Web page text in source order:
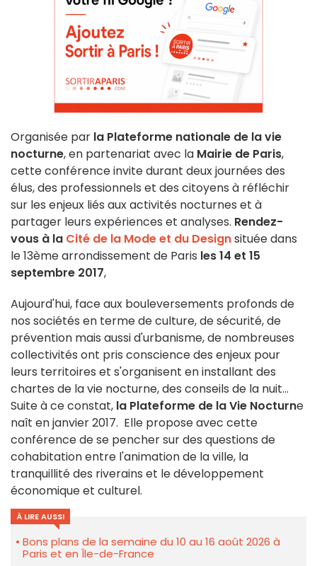
Organisée par la Plateforme nationale de la vie
nocturne, en partenariat avec la Mairie de Paris,
cette conférence invite durant deux journées des
élus, des professionnels et des citoyens à réfléchir
sur les enjeux liés aux activités nocturnes et à
partager leurs expériences et analyses. Rendez-
vous à la Cité de la Mode et du Designsituée dans
le 13ème arrondissement de Paris les 14 et 15
septembre 2017,
Aujourd'hui, face aux bouleversements profonds de
nos sociétés en terme de culture, de sécurité, de
prévention mais aussi d'urbanisme, de nombreuses
collectivités ont pris conscience des enjeux pour
leurs territoires et s'organisent en installant des
chartes de la vie nocturne, des conseils de la nuit...
Suite à ce constat, la Plateforme de la Vie Nocturne
naît en janvier 2017. Elle propose avec cette
conférence de se pencher sur des questions de
cohabitation entre l'animation de la ville, la
tranquillité des riverains et le développement
économique et culturel.
À LIRE AUSSI
Bons plans de la semaine du 10 au 16 août 2026 à
Paris et en Île-de-France